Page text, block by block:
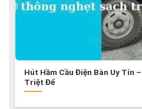
Hút Hầm Cầu Điện Bàn Uy Tín
Triệt Để